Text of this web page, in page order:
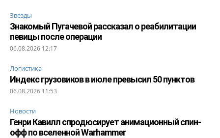
Звезды
Знакомый Пугачевой рассказал о реабилитации
певицы после операции
06.08.2026 12:17
Логистика
Индекс грузовиков в июле превысил 50 пунктов
06.08.2026 11:53
Новости
Генри Кавилл спродюсирует анимационный спин-
офф по вселенной Warhammer